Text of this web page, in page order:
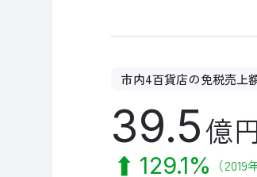
市内4百貨店の免税売上
39.5億
129.1% （2019